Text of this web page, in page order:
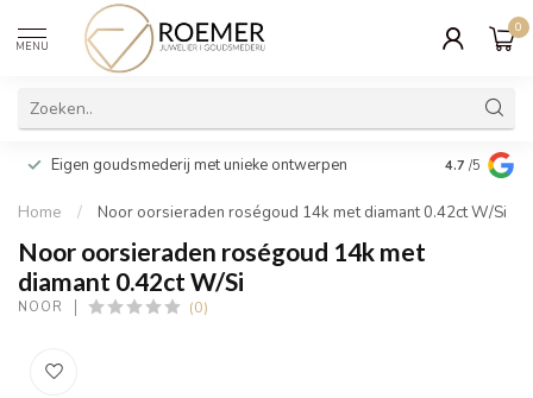
MENU
0
Eigen goudsmederij met unieke ontwerpen Wij
cadeau
4.7 /5
Home / Noor oorsieraden roségoud 14k met diamant 0.42ct W/Si
Noor oorsieraden roségoud 14k met
diamant 0.42ct W/Si
NOOR (0)